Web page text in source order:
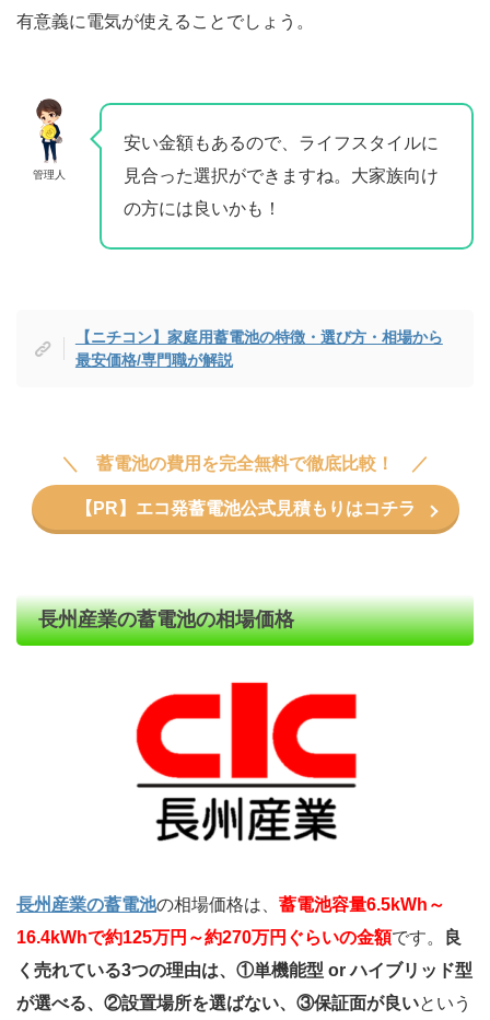
有意義に電気が使えることでしょう。
管理人
安い金額もあるので、ライフスタイルに
見合った選択ができますね。大家族向け
の方には良いかも！
【ニチコン】家庭用蓄電池の特徴・選び方・相場から
最安価格/専門職が解説
蓄電池の費用を完全無料で徹底比較！
【PR】エコ発蓄電池公式見積もりはコチラ
長州産業の蓄電池の相場価格
長州産業の蓄電池の相場価格は、 蓄電池容量6.5kWh～
16.4kWhで約125万円～約270万円ぐらいの金額です。
良
く売れている3つの理由は、①単機能型 or ハイブリッド型
が選べる、②設置場所を選ばない、③保証面が良いという